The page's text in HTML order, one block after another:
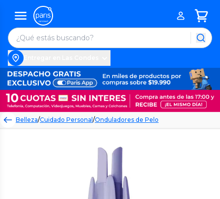
Belleza/Cuidado Personal/Onduladores de Pelo